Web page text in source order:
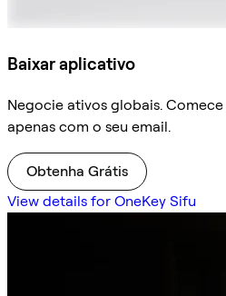
Baixar aplicativo
Negocie ativos globais.
apenas com o seu email.
Obtenha Grátis
View details for OneKey Sifu